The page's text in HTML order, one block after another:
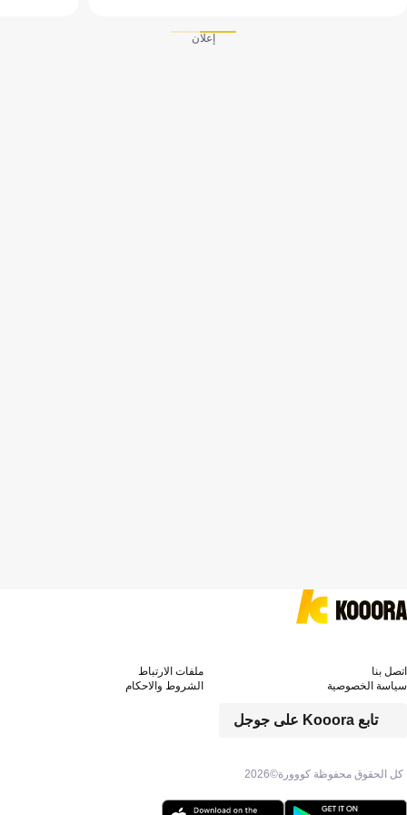
إعلان
كل الحقوق محفوظة كووورة©2026
تابع Kooora على جوجل
اتصل بنا
ملفات الارتباط
سياسة الخصوصية
الشروط والاحكام